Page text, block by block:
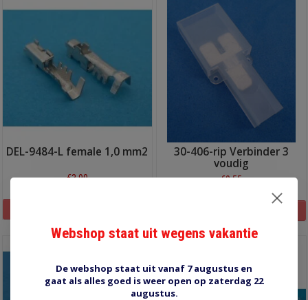
DEL-9484-L female 1,0 mm2
€3,90
30-406-rip Verbinder 3
voudig
€0,55
Webshop staat uit wegens vakantie
De webshop staat uit vanaf 7 augustus en
gaat als alles goed is weer open op zaterdag 22
augustus.